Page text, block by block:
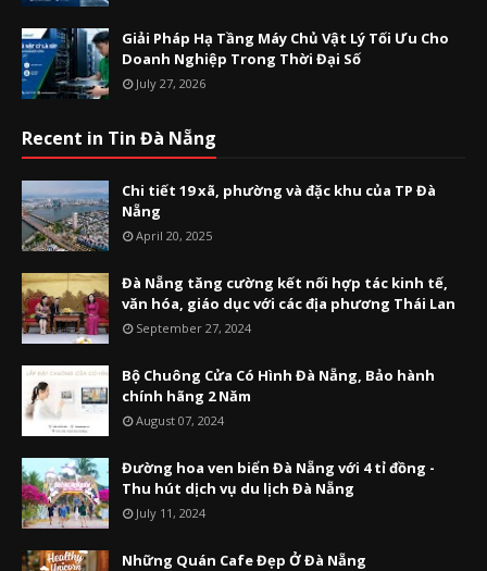
Giải Pháp Hạ Tầng Máy Chủ Vật Lý Tối Ưu Cho
Doanh Nghiệp Trong Thời Đại Số
July 27, 2026
Recent in Tin Đà Nẵng
Chi tiết 19 xã, phường và đặc khu của TP Đà
Nẵng
April 20, 2025
Đà Nẵng tăng cường kết nối hợp tác kinh tế,
văn hóa, giáo dục với các địa phương Thái Lan
September 27, 2024
Bộ Chuông Cửa Có Hình Đà Nẵng, Bảo hành
chính hãng 2 Năm
August 07, 2024
Đường hoa ven biển Đà Nẵng với 4 tỉ đồng -
Thu hút dịch vụ du lịch Đà Nẵng
July 11, 2024
Những Quán Cafe Đẹp Ở Đà Nẵng